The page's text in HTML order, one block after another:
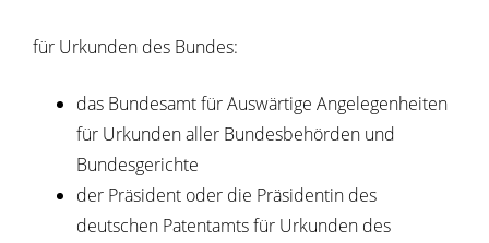
für Urkunden des Bundes:
das Bundesamt für Auswärtige Angelegenheiten
für Urkunden aller Bundesbehörden und
Bundesgerichte
der Präsident oder die Präsidentin des
deutschen Patentamts für Urkunden des